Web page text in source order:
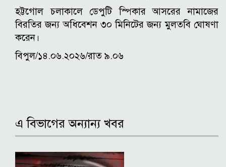
হট্টগোল চলাকালে ডেপুটি স্পিকার আসরের নামাজের
বিরতির জন্য অধিবেশন ৩০ মিনিটের জন্য মুলতবি ঘোষণা
করেন।
বিপুল/১৪.০৬.২০২৬/রাত ৯.০৬
এ বিভাগের অন্যান্য খবর